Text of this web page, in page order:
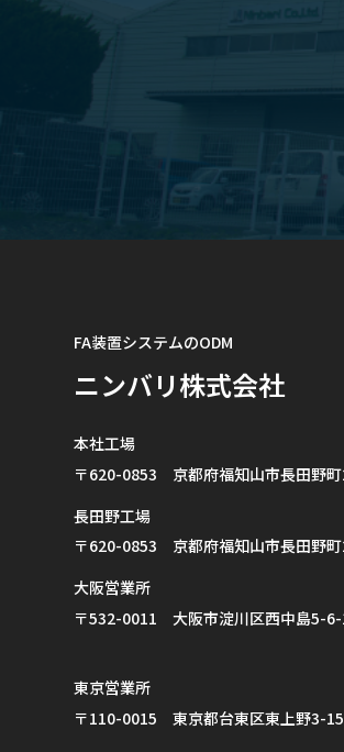
FA装置システムのODM
ニンバリ株式会社
本社工場
〒620-0853 京都府福知山市長田野
長田野工場
〒620-0853 京都府福知山市長田野
大阪営業所
〒532-0011 大阪市淀川区西中島5-6-
東京営業所
〒110-0015 東京都台東区東上野3-